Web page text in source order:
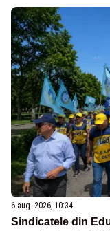
6 aug. 2026, 10:34
Sindicatele din